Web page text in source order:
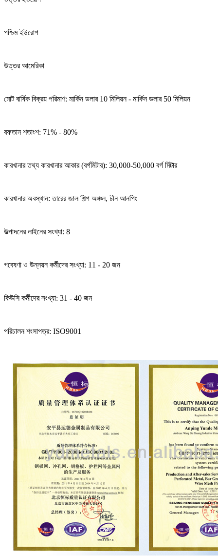
পশ্চিম ইউরোপ
উত্তর আমেরিকা
মোট বার্ষিক বিক্রয় পরিমাণ: মার্কিন ডলার 10 মিলিয়ন - মার্কিন ডলার 50 মিলিয়ন
রফতান শতাংশ: 71% - 80%
কারখানার তথ্য কারখানার আকার (বর্গমিটার): 30,000-50,000 বর্গ মিটার
কারখানার অবস্থান: তারের জাল শিল্প অঞ্চল, চীন আনপিং
উত্পাদনের লাইনের সংখ্যা: 8
গবেষণা ও উন্নয়ন কর্মীদের সংখ্যা: 11 - 20 জন
কিউসি কর্মীদের সংখ্যা: 31 - 40 জন
পরিচালন শংসাপত্র: ISO9001